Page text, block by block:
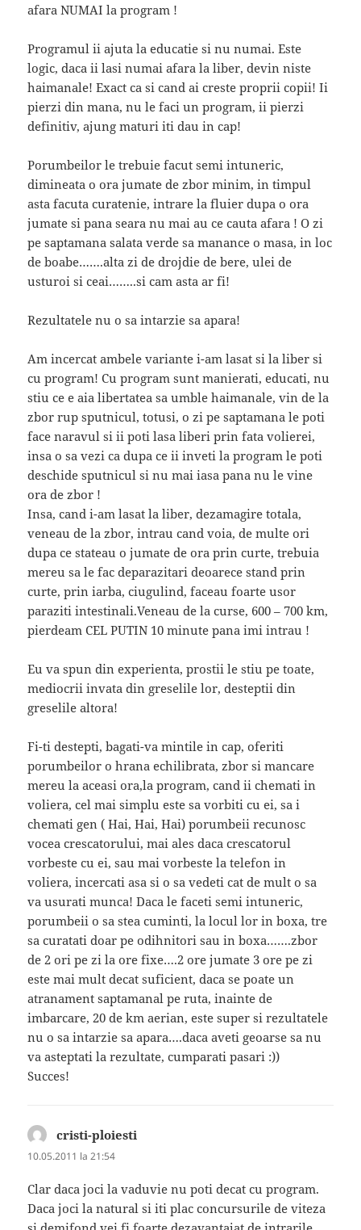
afara NUMAI la program !
Programul ii ajuta la educatie si nu numai. Este
logic, daca ii lasi numai afara la liber, devin niste
haimanale! Exact ca si cand ai creste proprii copii! Ii
pierzi din mana, nu le faci un program, ii pierzi
definitiv, ajung maturi iti dau in cap!
Porumbeilor le trebuie facut semi intuneric,
dimineata o ora jumate de zbor minim, in timpul
asta facuta curatenie, intrare la fluier dupa o ora
jumate si pana seara nu mai au ce cauta afara ! O zi
pe saptamana salata verde sa manance o masa, in loc
de boabe…….alta zi de drojdie de bere, ulei de
usturoi si ceai……..si cam asta ar fi!
Rezultatele nu o sa intarzie sa apara!
Am incercat ambele variante i-am lasat si la liber si
cu program! Cu program sunt manierati, educati, nu
stiu ce e aia libertatea sa umble haimanale, vin de la
zbor rup sputnicul, totusi, o zi pe saptamana le poti
face naravul si ii poti lasa liberi prin fata volierei,
insa o sa vezi ca dupa ce ii inveti la program le poti
deschide sputnicul si nu mai iasa pana nu le vine
ora de zbor !
Insa, cand i-am lasat la liber, dezamagire totala,
veneau de la zbor, intrau cand voia, de multe ori
dupa ce stateau o jumate de ora prin curte, trebuia
mereu sa le fac deparazitari deoarece stand prin
curte, prin iarba, ciugulind, faceau foarte usor
paraziti intestinali.Veneau de la curse, 600 – 700 km,
pierdeam CEL PUTIN 10 minute pana imi intrau !
Eu va spun din experienta, prostii le stiu pe toate,
mediocrii invata din greselile lor, desteptii din
greselile altora!
Fi-ti destepti, bagati-va mintile in cap, oferiti
porumbeilor o hrana echilibrata, zbor si mancare
mereu la aceasi ora,la program, cand ii chemati in
voliera, cel mai simplu este sa vorbiti cu ei, sa i
chemati gen ( Hai, Hai, Hai) porumbeii recunosc
vocea crescatorului, mai ales daca crescatorul
vorbeste cu ei, sau mai vorbeste la telefon in
voliera, incercati asa si o sa vedeti cat de mult o sa
va usurati munca! Daca le faceti semi intuneric,
porumbeii o sa stea cuminti, la locul lor in boxa, tre
sa curatati doar pe odihnitori sau in boxa…….zbor
de 2 ori pe zi la ore fixe….2 ore jumate 3 ore pe zi
este mai mult decat suficient, daca se poate un
atranament saptamanal pe ruta, inainte de
imbarcare, 20 de km aerian, este super si rezultatele
nu o sa intarzie sa apara….daca aveti geoarse sa nu
va asteptati la rezultate, cumparati pasari :))
Succes!
cristi-ploiesti
10.05.2011 la 21:54
Clar daca joci la vaduvie nu poti decat cu program.
Daca joci la natural si iti plac concursurile de viteza